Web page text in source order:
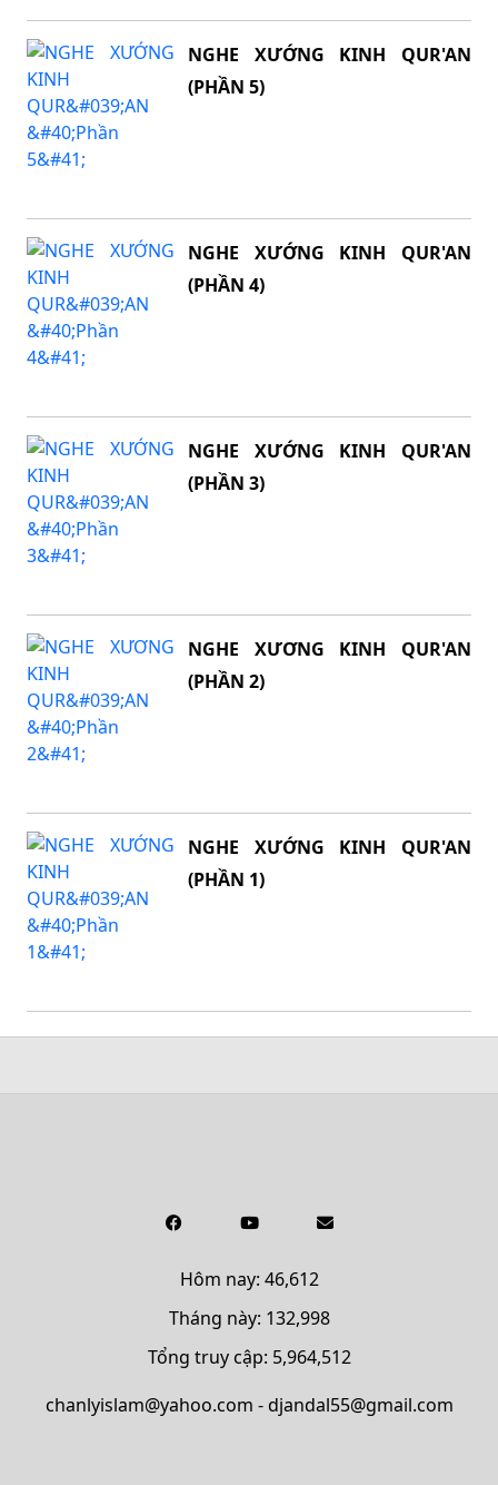
NGHE XƯỚNG KINH QUR'AN
(PHẦN 5)
NGHE XƯỚNG KINH QUR'AN
(PHẦN 4)
NGHE XƯỚNG KINH QUR'AN
(PHẦN 3)
NGHE XƯƠNG KINH QUR'AN
(PHẦN 2)
NGHE XƯỚNG KINH QUR'AN
(PHẦN 1)
Hôm nay: 46,612
Tháng này: 132,998
Tổng truy cập: 5,964,512
chanlyislam@yahoo.com - djandal55@gmail.com